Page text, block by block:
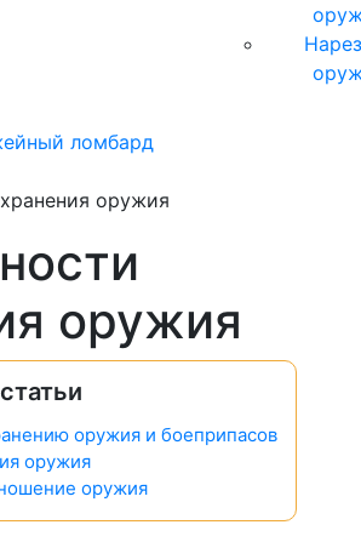
ломбард
оружия
оружия
оружия и боеприпасов
оружия
оружия